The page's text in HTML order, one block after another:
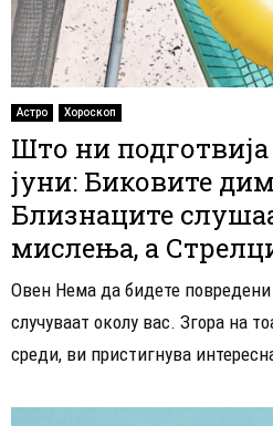
Астро Хороскоп
Што ни подготвија
јуни: Биковите
Близнаците
мислења, а
Овен Нема да бидете
случуваат околу вас. Згора на
среди, ви пристигнува